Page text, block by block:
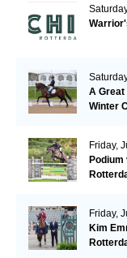
A Great
Winter
Friday,
Friday,
Kim